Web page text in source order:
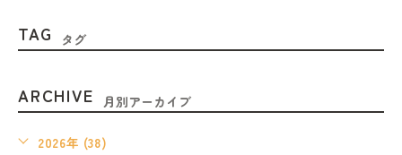
TAG タグ
ARCHIVE 月別アーカイブ
2026年 (38)